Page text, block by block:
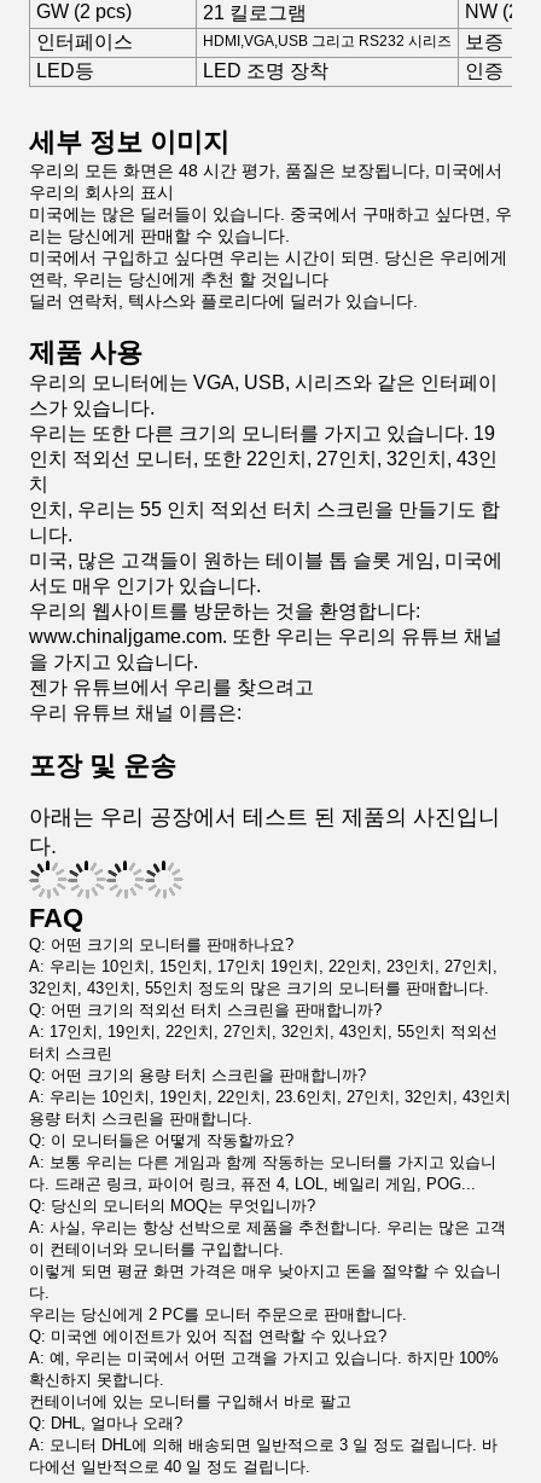
GW (2 pcs) 21 킬로그램
NW (2
인터페이스
HDMI,VGA,USB 그리고 RS232 시리즈
보증
LED등
LED 조명 장착 인증
세부 정보 이미지
우리의 모든 화면은 48 시간 평가, 품질은 보장됩니다, 미국에서
우리의 회사의 표시
미국에는 많은 딜러들이 있습니다. 중국에서 구매하고 싶다면, 우
리는 당신에게 판매할 수 있습니다.
미국에서 구입하고 싶다면 우리는 시간이 되면. 당신은 우리에게
연락, 우리는 당신에게 추천 할 것입니다
딜러 연락처, 텍사스와 플로리다에 딜러가 있습니다.
제품 사용
우리의 모니터에는 VGA, USB, 시리즈와 같은 인터페이
스가 있습니다.
우리는 또한 다른 크기의 모니터를 가지고 있습니다. 19
인치 적외선 모니터, 또한 22인치, 27인치, 32인치, 43인
치
인치, 우리는 55 인치 적외선 터치 스크린을 만들기도 합
니다.
미국, 많은 고객들이 원하는 테이블 톱 슬롯 게임, 미국에
서도 매우 인기가 있습니다.
우리의 웹사이트를 방문하는 것을 환영합니다:
www.chinaljgame.com. 또한 우리는 우리의 유튜브 채널
을 가지고 있습니다.
젠가 유튜브에서 우리를 찾으려고
우리 유튜브 채널 이름은:
포장 및 운송
아래는 우리 공장에서 테스트 된 제품의 사진입니
다.
FAQ
Q: 어떤 크기의 모니터를 판매하나요?
A: 우리는 10인치, 15인치, 17인치 19인치, 22인치, 23인치, 27인치,
32인치, 43인치, 55인치 정도의 많은 크기의 모니터를 판매합니다.
Q: 어떤 크기의 적외선 터치 스크린을 판매합니까?
A: 17인치, 19인치, 22인치, 27인치, 32인치, 43인치, 55인치 적외선
터치 스크린
Q: 어떤 크기의 용량 터치 스크린을 판매합니까?
A: 우리는 10인치, 19인치, 22인치, 23.6인치, 27인치, 32인치, 43인치
용량 터치 스크린을 판매합니다.
Q: 이 모니터들은 어떻게 작동할까요?
A: 보통 우리는 다른 게임과 함께 작동하는 모니터를 가지고 있습니
다. 드래곤 링크, 파이어 링크, 퓨전 4, LOL, 베일리 게임, POG...
Q: 당신의 모니터의 MOQ는 무엇입니까?
A: 사실, 우리는 항상 선박으로 제품을 추천합니다. 우리는 많은 고객
이 컨테이너와 모니터를 구입합니다.
이렇게 되면 평균 화면 가격은 매우 낮아지고 돈을 절약할 수 있습니
다.
우리는 당신에게 2 PC를 모니터 주문으로 판매합니다.
Q: 미국엔 에이전트가 있어 직접 연락할 수 있나요?
A: 예, 우리는 미국에서 어떤 고객을 가지고 있습니다. 하지만 100%
확신하지 못합니다.
컨테이너에 있는 모니터를 구입해서 바로 팔고
Q: DHL, 얼마나 오래?
A: 모니터 DHL에 의해 배송되면 일반적으로 3 일 정도 걸립니다. 바
다에선 일반적으로 40 일 정도 걸립니다.